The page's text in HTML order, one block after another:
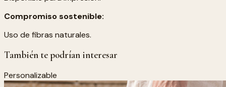
Compromiso sostenible:
Uso de fibras naturales.
También te podrían interesar
Personalizable